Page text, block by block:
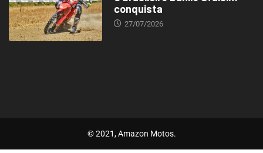
conquista
27/07/2026
© 2021, Amazon Motos.